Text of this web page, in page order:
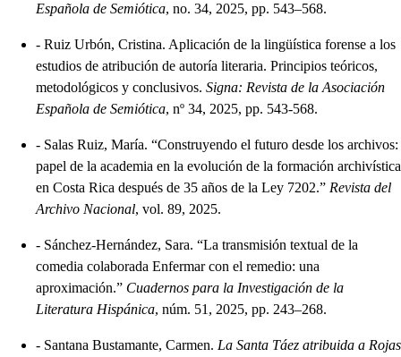
Española de Semiótica, no. 34, 2025, pp. 543–568.
- Ruiz Urbón, Cristina. Aplicación de la lingüística forense a los
estudios de atribución de autoría literaria. Principios teóricos,
metodológicos y conclusivos. Signa: Revista de la Asociación
Española de Semiótica, nº 34, 2025, pp. 543-568.
- Salas Ruiz, María. “Construyendo el futuro desde los archivos:
papel de la academia en la evolución de la formación archivística
en Costa Rica después de 35 años de la Ley 7202.” Revista del
Archivo Nacional, vol. 89, 2025.
- Sánchez-Hernández, Sara. “La transmisión textual de la
comedia colaborada Enfermar con el remedio: una
aproximación.” Cuadernos para la Investigación de la
Literatura Hispánica, núm. 51, 2025, pp. 243–268.
- Santana Bustamante, Carmen. La Santa Táez atribuida a Rojas